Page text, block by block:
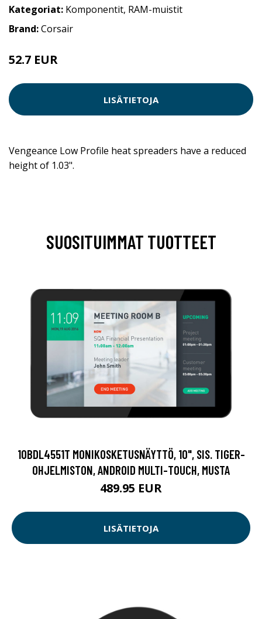
Kategoriat: Komponentit, RAM-muistit
Brand:Corsair
52.7 EUR
LISÄTIETOJA
Vengeance Low Profile heat spreaders have a reduced
height of 1.03".
SUOSITUIMMAT TUOTTEET
10BDL4551T MONIKOSKETUSNÄYTTÖ, 10", SIS. TIGER-
OHJELMISTON, ANDROID MULTI-TOUCH, MUSTA
489.95 EUR
LISÄTIETOJA